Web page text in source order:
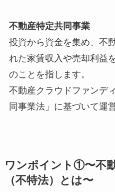
不動産特定共同事業
投資から資金を集め、不
れた家賃収入や売却利益
のことを指します。
不動産クラウドファンデ
同事業法」に基づいて運
ワンポイント①〜不
（不特法）とは〜